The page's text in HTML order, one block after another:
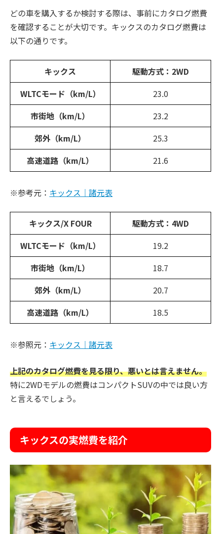
どの車を購入するか検討する際は、事前にカタログ燃費
を確認することが大切です。キックスのカタログ燃費は
以下の通りです。
キックス
駆動方式：2WD
WLTCモード（km/L）
23.0
市街地（km/L）
23.2
郊外（km/L）
25.3
高速道路（km/L）
21.6
※参考元： キックス｜諸元表
キックス/X FOUR
駆動方式：4WD
WLTCモード（km/L）
19.2
市街地（km/L）
18.7
郊外（km/L）
20.7
高速道路（km/L）
18.5
※参照元： キックス｜諸元表
上記のカタログ燃費を見る限り、悪いとは言えません。
特に2WDモデルの燃費はコンパクトSUVの中では良い方
と言えるでしょう。
キックスの実燃費を紹介